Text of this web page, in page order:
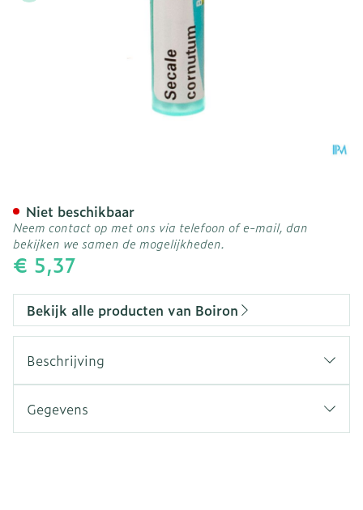
€ 5,37
Niet beschikbaar
Neem contact op met ons via telefoon of e-mail, dan
bekijken we samen de mogelijkheden.
Bekijk alle producten van Boiron
Beschrijving
Gegevens